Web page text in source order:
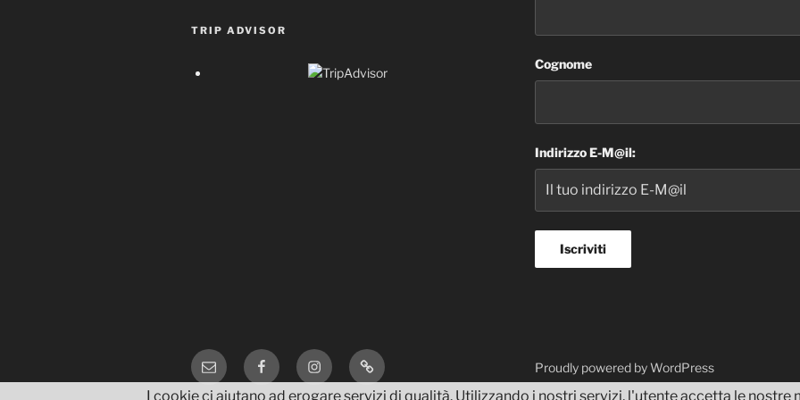
TRIP ADVISOR
Cognome
Indirizzo E-M@il:
Email FacebookInstagramTripAdvisor Proudly powered by WordPress
I cookie ci aiutano ad erogare servizi di qualità. Utilizzando i nostri servizi, l'utente accetta le nostre